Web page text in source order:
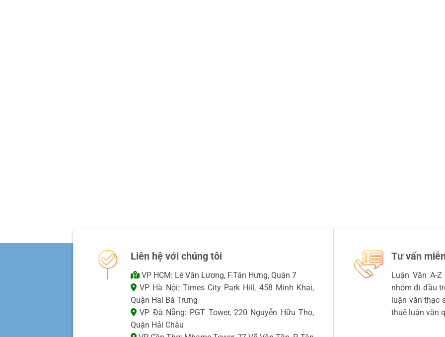
Liên hệ với chúng tôi
VP HCM: Lê Văn Lương, F.Tân Hưng, Quận 7
VP Hà Nội: Times City Park Hill, 458 Minh Khai,
Quận Hai Bà Trưng
VP Đà Nẵng: PGT Tower, 220 Nguyễn Hữu Thọ,
Quận Hải Châu
Tư vấn
Luận Văn A-
nhóm đi đầu
luận văn thạc
thuê luận văn